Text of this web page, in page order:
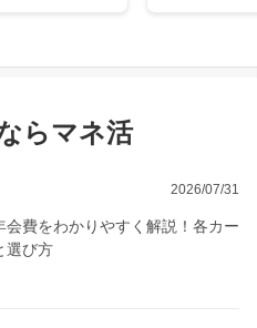
らマネ活
2026/07/31
会費をわかりやすく解説！各カー
選び方